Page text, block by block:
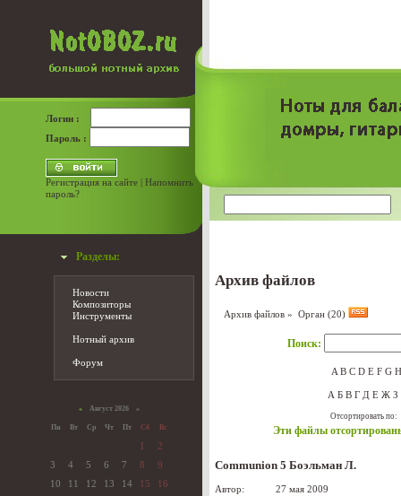
Логин :
Пароль :
Регистрация на сайте | Напомнить
пароль?
Разделы:
Новости
Композиторы
Инструменты
Нотный архив
Форум
« Август 2026 »
Пн Вт Ср Чт Пт Сб Вс
1
2
3
4 5 6 7 8
9
10
11 12 13 14 15
16
Архив файлов
Архив файлов » Орган (20)
Поиск:
A B C D E F G H
А Б В Г Д Е Ж З
Отсортировать
Эти файлы
Communion 5 Боэльман Л.
Автор: 27 мая 2009